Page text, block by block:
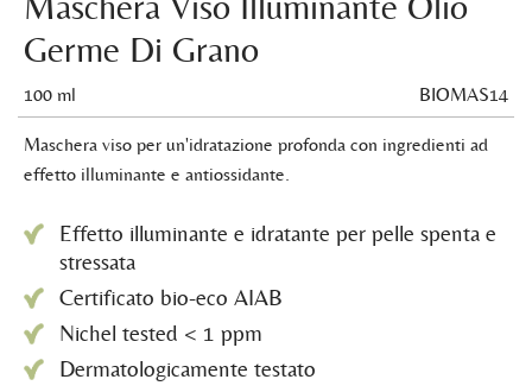
Germe Di Grano
100 ml BIOMAS14
Maschera viso per un'idratazione profonda con ingredienti ad
effetto illuminante e antiossidante.
Effetto illuminante e idratante per pelle spenta e
stressata
Certificato bio-eco AIAB
Nichel tested < 1 ppm
Dermatologicamente testato